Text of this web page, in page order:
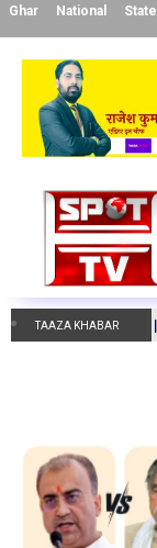
Ghar National State
TAAZA KHABAR
Acharya